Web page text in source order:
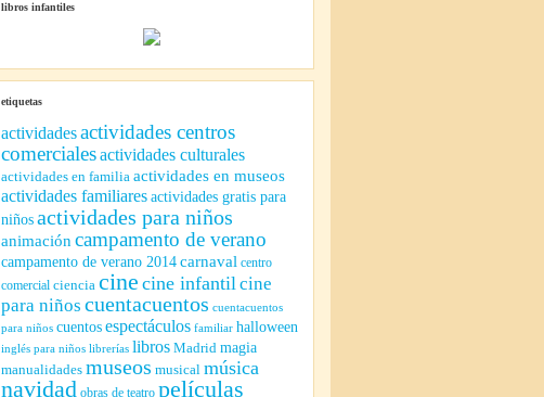
libros infantiles
etiquetas
actividadesactividades centros
comercialesactividades culturales
actividades en familia actividades en museos
actividades familiaresactividades gratis para
niñosactividades para niños
animación campamento de verano
campamento de verano 2014carnaval centro
comercial ciencia cine cine infantilcine
para niños cuentacuentos cuentacuentos
para niños cuentosespectáculos familiar halloween
inglés para niños librerías libros Madrid magia
manualidades museos musical música
navidad obras de teatro películas